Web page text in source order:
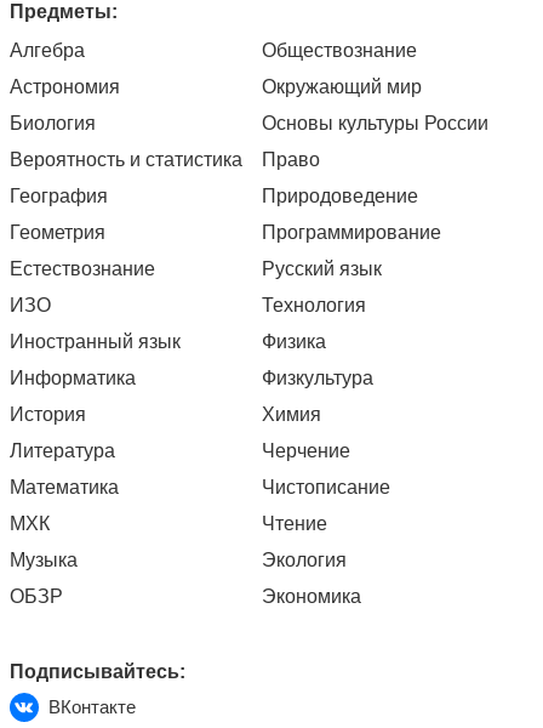
Предметы:
Алгебра
Астрономия
Биология
Вероятность и статистика
География
Геометрия
Естествознание
ИЗО
Иностранный язык
Информатика
История
Литература
Математика
МХК
Музыка
ОБЗР
Обществознание
Окружающий мир
Основы культуры России
Право
Природоведение
Программирование
Русский язык
Технология
Физика
Физкультура
Химия
Черчение
Чистописание
Чтение
Экология
Экономика
Подписывайтесь:
ВКонтакте